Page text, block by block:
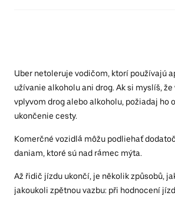
Uber netoleruje vodičom, ktorí používajú
užívanie alkoholu ani drog. Ak si myslíš,
vplyvom drog alebo alkoholu, požiadaj ho
ukončenie cesty.
Komerčné vozidlá môžu podliehať
daniam, ktoré sú nad rámec mýta.
Až řidič jízdu ukončí, je několik způsobů,
jakoukoli zpětnou vazbu: při hodnocení